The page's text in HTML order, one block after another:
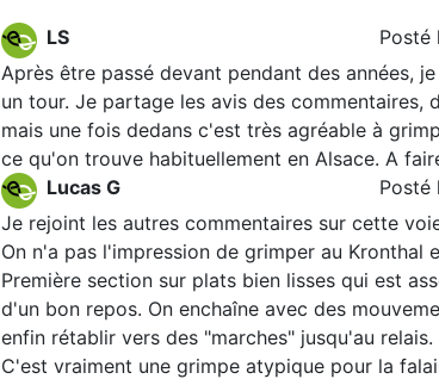
LS
Posté
Après être passé devant pendant des années,
un tour. Je partage les avis des commentaires,
mais une fois dedans c'est très agréable à
ce qu'on trouve habituellement en Alsace. A
Lucas G
Posté
Je rejoint les autres commentaires sur cette
On n'a pas l'impression de grimper au Kronthal
Première section sur plats bien lisses qui est
d'un bon repos. On enchaîne avec des
enfin rétablir vers des "marches" jusqu'au relais.
C'est vraiment une grimpe atypique pour la